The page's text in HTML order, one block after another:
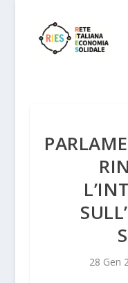
28 Gen